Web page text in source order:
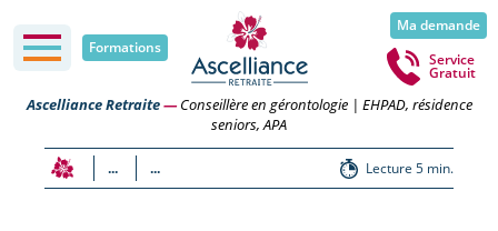
Formations
Ma demande
Service
Gratuit
Ascelliance Retraite—Conseillère en gérontologie | EHPAD, résidence
seniors, APA
... ... Lecture 5 min.